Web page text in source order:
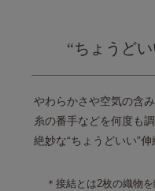
“ちょうど
やわらかさや空気の含
糸の番手などを何度も調
絶妙な“ちょうどいい”
接結とは2枚の織物